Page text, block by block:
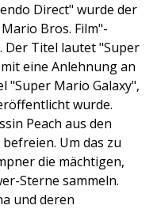
Direct" wurde der
Bros. Film"-
Der Titel lautet "Super
eine Anlehnung an
"Super Mario Galaxy",
wurde.
Peach aus den
Um das zu
die mächtigen,
Sterne sammeln.
und deren